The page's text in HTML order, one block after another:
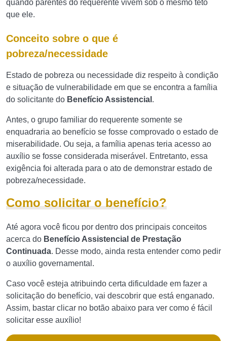
quando parentes do requerente vivem sob o mesmo teto
que ele.
Conceito sobre o que é
pobreza/necessidade
Estado de pobreza ou necessidade diz respeito à condição
e situação de vulnerabilidade em que se encontra a família
do solicitante do Benefício Assistencial .
Antes, o grupo familiar do requerente somente se
enquadraria ao benefício se fosse comprovado o estado de
miserabilidade. Ou seja, a família apenas teria acesso ao
auxílio se fosse considerada miserável. Entretanto, essa
exigência foi alterada para o ato de demonstrar estado de
pobreza/necessidade.
Como solicitar o benefício?
Até agora você ficou por dentro dos principais conceitos
acerca do Benefício Assistencial de Prestação
Continuada. Desse modo, ainda resta entender como pedir
o auxílio governamental.
Caso você esteja atribuindo certa dificuldade em fazer a
solicitação do benefício, vai descobrir que está enganado.
Assim, bastar clicar no botão abaixo para ver como é fácil
solicitar esse auxílio!